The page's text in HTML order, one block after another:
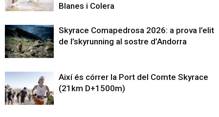
Blanes i Colera
Skyrace Comapedrosa 2026: a prova l’elit
de l’skyrunning al sostre d’Andorra
Així és córrer la Port del Comte Skyrace
(21km D+1500m)